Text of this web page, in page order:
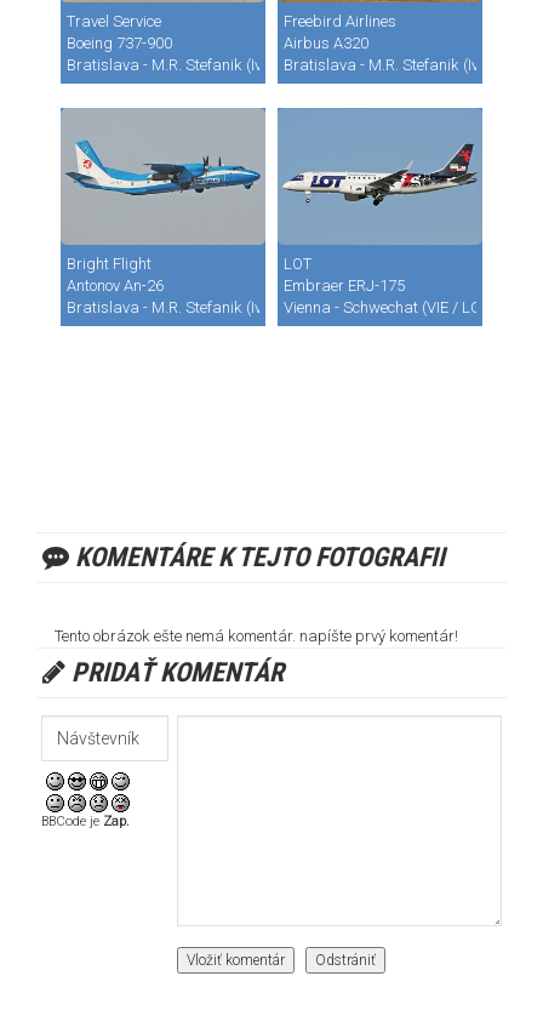
Travel Service
Boeing 737-900
Bratislava - M.R. Stefanik (Ivanka) (BTS / LZIB)
Freebird Airlines
Airbus A320
Bratislava - M.R. Stefanik (Ivanka)
Bright Flight
Antonov An-26
Bratislava - M.R. Stefanik (Ivanka) (BTS / LZIB)
LOT
Embraer ERJ-175
Vienna - Schwechat (VIE / LOWW)
KOMENTÁRE K TEJTO FOTOGRAFII
Tento obrázok ešte nemá komentár. napíšte prvý komentár!
PRIDAŤ KOMENTÁR
BBCode je Zap.